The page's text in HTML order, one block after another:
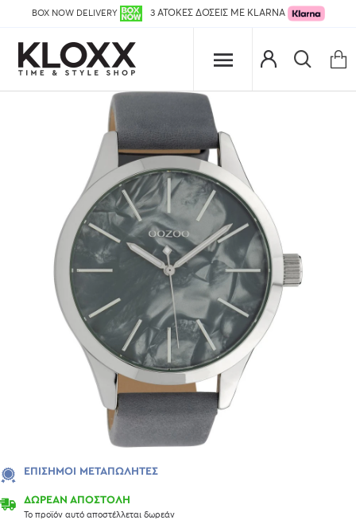
BOX NOW DELIVERY 3 ΑΤΟΚΕΣ ΔΟΣΕΙΣ ΜΕ KLARNA
ΔΩΡΕΑΝ ΑΠΟΣΤΟΛΗ
Το προϊόν αυτό αποστέλλεται δωρεάν
ΕΠΊΣΗΜΟΙ ΜΕΤΑΠΩΛΗΤΈΣ